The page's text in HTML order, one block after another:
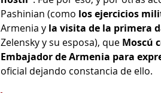
Pashinian (como los ejercicios
Armenia y la visita de la primera
Zelensky y su esposa), que Moscú
Embajador de Armenia para
oficial dejando constancia de ello.